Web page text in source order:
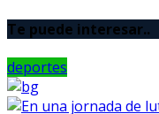
Te puede interesar..
deportes